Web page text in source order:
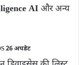
AI और अन्य
26 अपडेट